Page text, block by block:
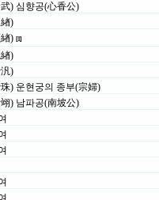
) 심향공(心香公)
)
) [1]
)
)
) 운현궁의 종부(宗婦)
) 남파공(南坡公)